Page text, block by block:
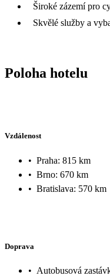
Široké zázemí pro
Skvělé služby a
Poloha hotelu
Vzdálenost
• Praha: 815 km
• Brno: 670 km
• Bratislava: 570 km
Doprava
• Autobusová